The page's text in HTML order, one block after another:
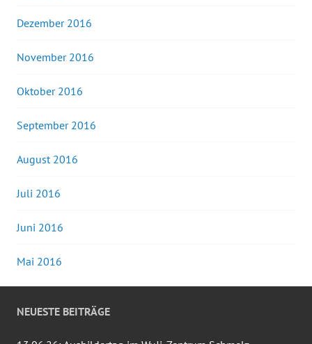
Dezember 2016
November 2016
Oktober 2016
September 2016
August 2016
Juli 2016
Juni 2016
Mai 2016
NEUESTE BEITRÄGE